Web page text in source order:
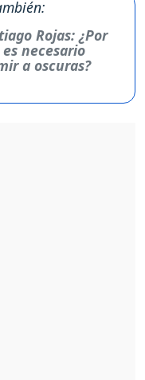
Rojas: ¿Por
necesario
a oscuras?